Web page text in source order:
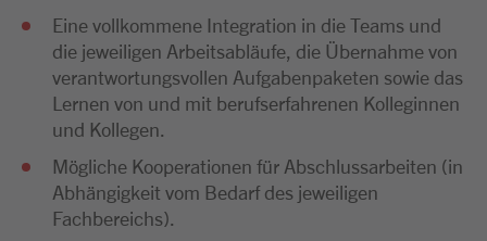
Eine vollkommene Integration in die Teams und
die jeweiligen Arbeitsabläufe, die Übernahme von
verantwortungsvollen Aufgabenpaketen sowie das
Lernen von und mit berufserfahrenen Kolleginnen
und Kollegen.
Mögliche Kooperationen für Abschlussarbeiten (in
Abhängigkeit vom Bedarf des jeweiligen
Fachbereichs).